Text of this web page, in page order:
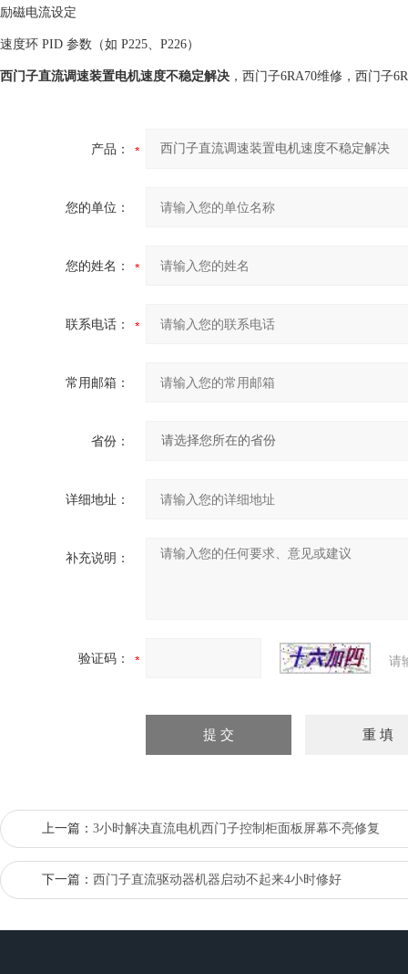
励磁电流设定
速度环 PID 参数（如 P225、P226）‌
西门子直流调速装置电机速度不稳定解决 ，西门子6RA70维修，西门子
产品：
您的单位：
您的姓名：
联系电话：
常用邮箱：
省份：
详细地址：
补充说明：
验证码： 请
上一篇： 3小时解决直流电机西门子控制柜面板屏幕不亮修复
下一篇： 西门子直流驱动器机器启动不起来4小时修好